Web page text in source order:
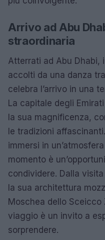
Arrivo ad Abu
straordinaria
Atterrati ad Abu Dhabi,
accolti da una danza
celebra l’arrivo in una
La capitale degli
la sua magnificenza,
le tradizioni
immersi in
momento è
condividere. Dalla
la sua architettura
Moschea dello
viaggio è un invito a
sorprendere.